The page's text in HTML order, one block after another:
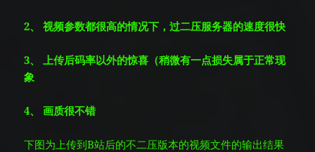
2、 视频参数都很高的情况下，过二压服务器的速度很快
3、 上传后码率以外的惊喜（稍微有一点损失属于正常现
象
4、 画质很不错
下图为上传到B站后的不二压版本的视频文件的输出结果